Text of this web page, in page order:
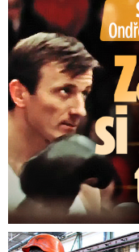
Splněný sen Ondřeje